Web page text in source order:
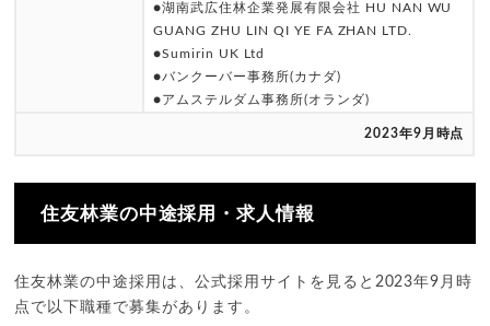
●湖南武広住林企業発展有限会社 HU NAN WU
GUANG ZHU LIN QI YE FA ZHAN LTD.
●Sumirin UK Ltd
●バンクーバー事務所(カナダ)
●アムステルダム事務所(オランダ)
2023年9月時点
住友林業の中途採用・求人情報
住友林業の中途採用は、公式採用サイトを見ると2023年9月時
点で以下職種で募集があります。